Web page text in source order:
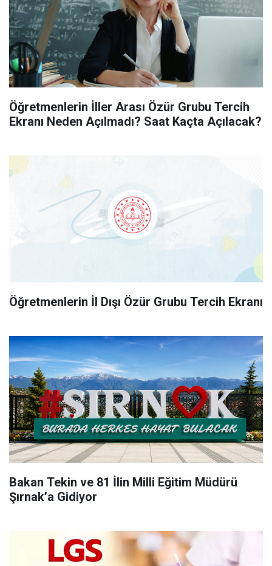
Öğretmenlerin İller Arası Özür Grubu Tercih
Ekranı Neden Açılmadı? Saat Kaçta Açılacak?
Öğretmenlerin İl Dışı Özür Grubu Tercih Ekranı
Bakan Tekin ve 81 İlin Milli Eğitim Müdürü
Şırnak’a Gidiyor